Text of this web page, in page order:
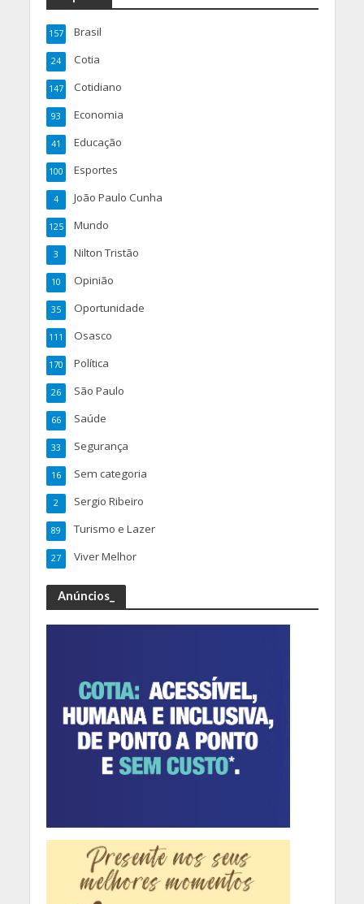
Brasil
157
Cotia
24
Cotidiano
147
Economia
93
Educação
41
Esportes
100
João Paulo Cunha
4
Mundo
125
Nilton Tristão
3
Opinião
10
Oportunidade
35
Osasco
111
Política
170
São Paulo
26
Saúde
66
Segurança
33
Sem categoria
16
Sergio Ribeiro
2
Turismo e Lazer
89
Viver Melhor
27
Anúncios_